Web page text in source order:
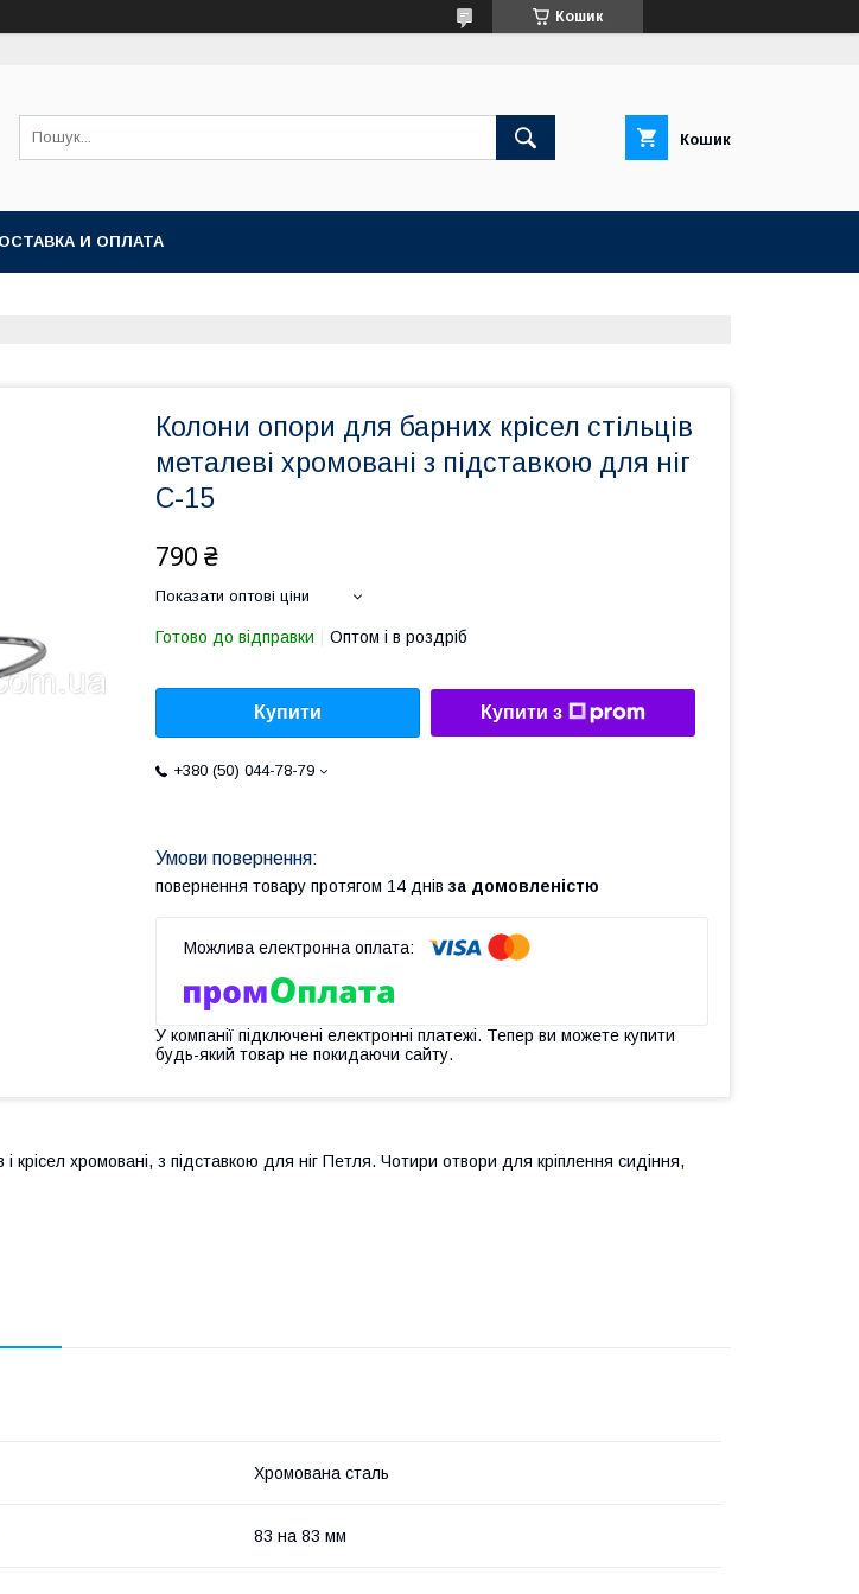
Кошик
Кошик
И ОПЛАТА
Колони опори для барних крісел стільців
металеві хромовані з підставкою для ніг
С-15
790 ₴
Показати оптові ціни
Готово до відправки Оптом і в роздріб
Купити Купити з
+380 (50) 044-78-79
повернення товару протягом 14 днів за домовленістю
У компанії підключені електронні платежі. Тепер ви можете купити
будь-який товар не покидаючи сайту.
крісел хромовані, з підставкою для ніг Петля. Чотири отвори для кріплення сидіння,
Хромована сталь
83 на 83 мм